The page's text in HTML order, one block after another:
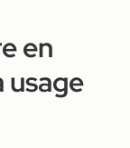
en
usage